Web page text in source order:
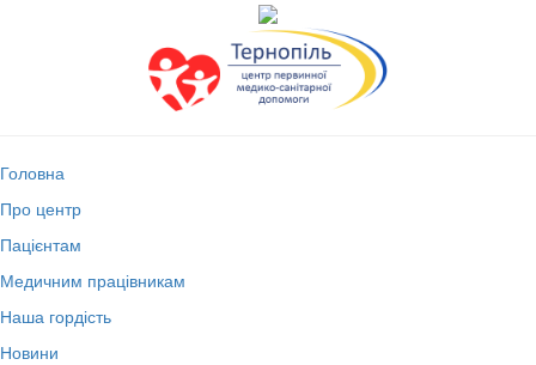
Головна
Про центр
Пацієнтам
Медичним працівникам
Наша гордість
Новини